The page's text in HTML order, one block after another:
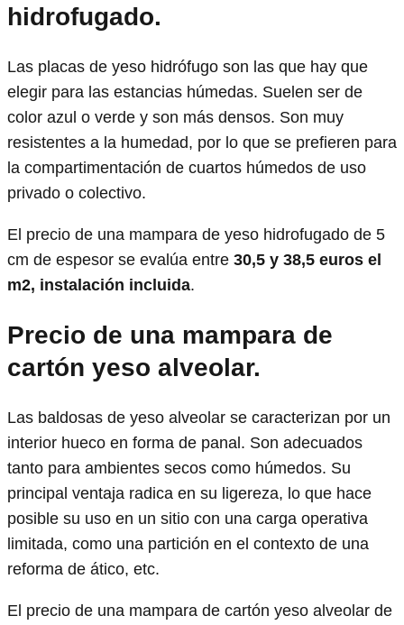
hidrofugado.
Las placas de yeso hidrófugo son las que hay que
elegir para las estancias húmedas. Suelen ser de
color azul o verde y son más densos. Son muy
resistentes a la humedad, por lo que se prefieren para
la compartimentación de cuartos húmedos de uso
privado o colectivo.
El precio de una mampara de yeso hidrofugado de 5
cm de espesor se evalúa entre 30,5 y 38,5 euros el
m2, instalación incluida.
Precio de una mampara de
cartón yeso alveolar.
Las baldosas de yeso alveolar se caracterizan por un
interior hueco en forma de panal. Son adecuados
tanto para ambientes secos como húmedos. Su
principal ventaja radica en su ligereza, lo que hace
posible su uso en un sitio con una carga operativa
limitada, como una partición en el contexto de una
reforma de ático, etc.
El precio de una mampara de cartón yeso alveolar de